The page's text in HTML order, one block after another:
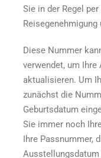
Sie in der Regel
Reisegenehmigung
Diese Nummer
verwendet, um Ihre
aktualisieren. Um
zunächst die
Geburtsdatum
Sie immer noch
Ihre Passnummer,